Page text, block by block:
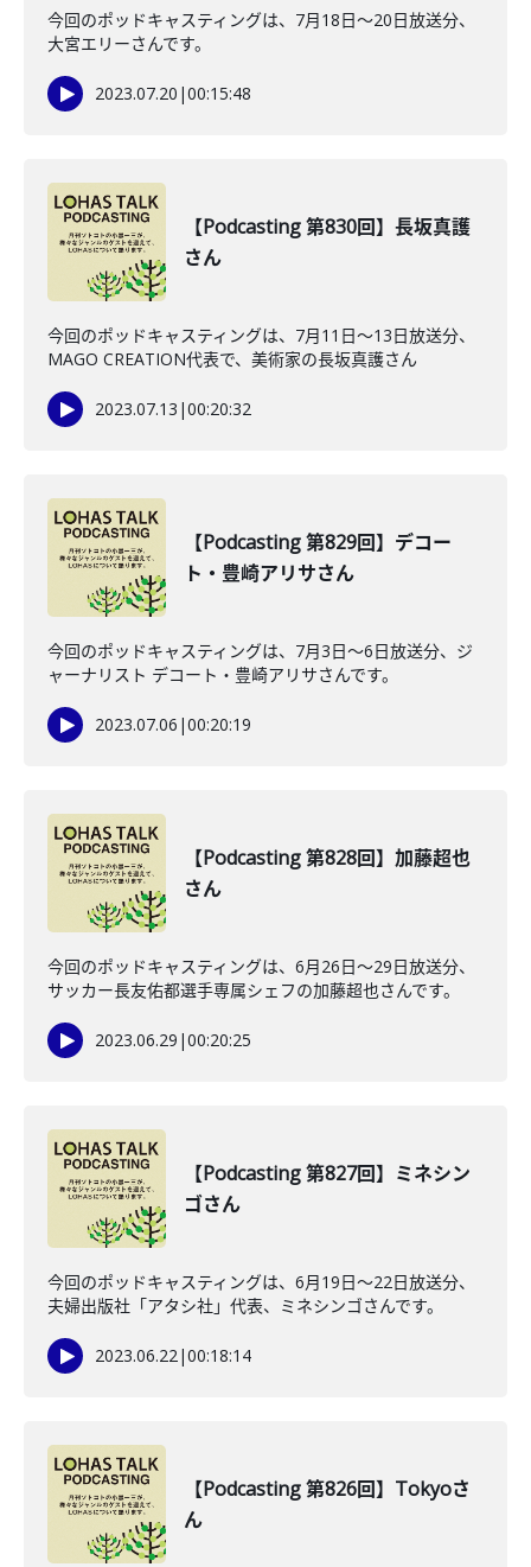
今回のポッドキャスティングは、7月18日〜20日放送分、
大宮エリーさんです。
2023.07.20 |00:15:48
【Podcasting 第830回】長坂真護
さん
今回のポッドキャスティングは、7月11日〜13日放送分、
MAGO CREATION代表で、美術家の長坂真護さん
2023.07.13 |00:20:32
【Podcasting 第829回】デコー
ト・豊崎アリサさん
今回のポッドキャスティングは、7月3日〜6日放送分、ジ
ャーナリスト デコート・豊崎アリサさんです。
2023.07.06 |00:20:19
【Podcasting 第828回】加藤超也
さん
今回のポッドキャスティングは、6月26日〜29日放送分、
サッカー長友佑都選手専属シェフの加藤超也さんです。
2023.06.29 |00:20:25
【Podcasting 第827回】ミネシン
ゴさん
今回のポッドキャスティングは、6月19日〜22日放送分、
夫婦出版社「アタシ社」代表、ミネシンゴさんです。
2023.06.22|00:18:14
【Podcasting 第826回】Tokyoさ
ん